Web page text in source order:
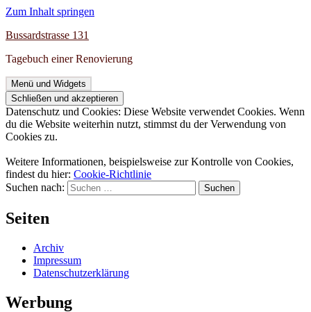
Zum Inhalt springen
Bussardstrasse 131
Tagebuch einer Renovierung
Menü und Widgets
Datenschutz und Cookies: Diese Website verwendet Cookies. Wenn
du die Website weiterhin nutzt, stimmst du der Verwendung von
Cookies zu.
Weitere Informationen, beispielsweise zur Kontrolle von Cookies,
findest du hier: Cookie-Richtlinie
Suchen nach:
Seiten
Archiv
Impressum
Datenschutzerklärung
Werbung